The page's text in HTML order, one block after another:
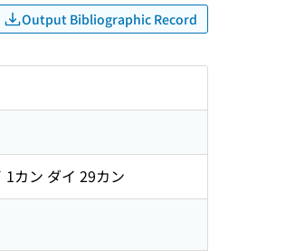
Output Bibliographic Record
カン ダイ 29カン